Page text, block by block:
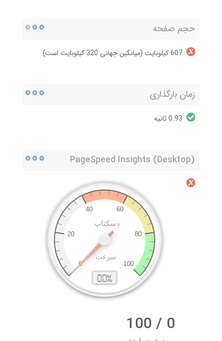
حجم صفحه
607 کیلوبایت (میانگین جهانی 320 کیلوبایت است)
زمان بارگذاری
0.93 ثانیه
PageSpeed Insights (Desktop)
0 / 100